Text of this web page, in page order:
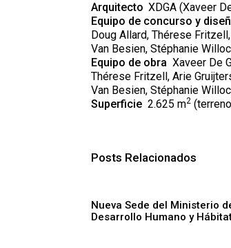
Arquitecto XDGA (Xaveer
Equipo de concurso y di
Doug Allard, Thérese
Van Besien, Stéphanie
Equipo de obra Xaveer De
Thérese Fritzell, Arie
Van Besien, Stéphanie
Superficie 2.625 m2
Posts Relacionados
Nueva Sede del Ministerio
Desarrollo Humano y